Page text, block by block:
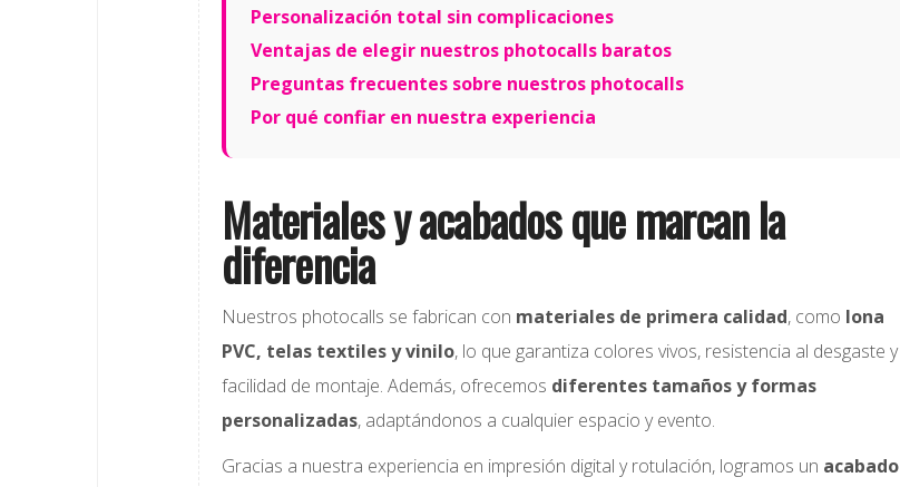
Personalización total sin complicaciones
Ventajas de elegir nuestros photocalls baratos
Preguntas frecuentes sobre nuestros photocalls
Por qué confiar en nuestra experiencia
Materiales y acabados que marcan la
diferencia
Nuestros photocalls se fabrican con materiales de primera calidad, como lona
PVC, telas textiles y vinilo, lo que garantiza colores vivos, resistencia al desgaste y
facilidad de montaje. Además, ofrecemos diferentes tamaños y formas
personalizadas, adaptándonos a cualquier espacio y evento.
Gracias a nuestra experiencia en impresión digital y rotulación, logramos un acabado